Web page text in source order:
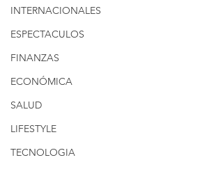
INTERNACIONALES
ESPECTACULOS
FINANZAS
ECONÓMICA
SALUD
LIFESTYLE
TECNOLOGIA